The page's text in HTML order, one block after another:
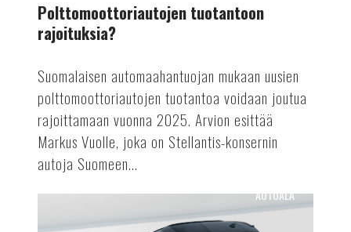
Polttomoottoriautojen tuotantoon
rajoituksia?
Suomalaisen automaahantuojan mukaan uusien
polttomoottoriautojen tuotantoa voidaan joutua
rajoittamaan vuonna 2025. Arvion esittää
Markus Vuolle, joka on Stellantis-konsernin
autoja Suomeen...
Vuoden
AUTOALA